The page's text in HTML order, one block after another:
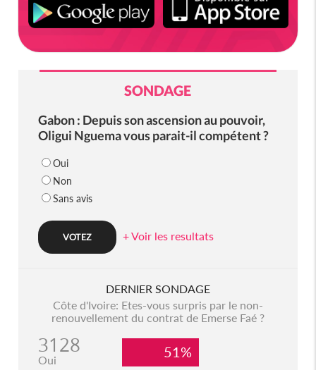
SONDAGE
Gabon : Depuis son ascension au pouvoir,
Oligui Nguema vous parait-il compétent ?
Oui
Non
Sans avis
+ Voir les resultats
DERNIER SONDAGE
Côte d'Ivoire: Etes-vous surpris par le non-
renouvellement du contrat de Emerse Faé ?
3128
Oui 51%